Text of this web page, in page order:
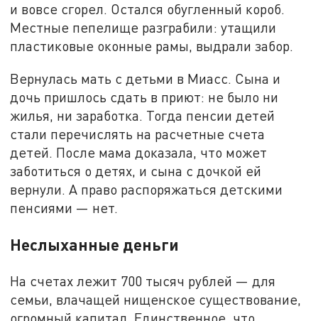
и вовсе сгорел. Остался обугленный короб.
Местные пепелище разграбили: утащили
пластиковые оконные рамы, выдрали забор.
Вернулась мать с детьми в Миасс. Сына и
дочь пришлось сдать в приют: не было ни
жилья, ни заработка. Тогда пенсии детей
стали перечислять на расчетные счета
детей. После мама доказала, что может
заботиться о детях, и сына с дочкой ей
вернули. А право распоряжаться детскими
пенсиями — нет.
Неслыханные деньги
На счетах лежит 700 тысяч рублей — для
семьи, влачащей нищенское существование,